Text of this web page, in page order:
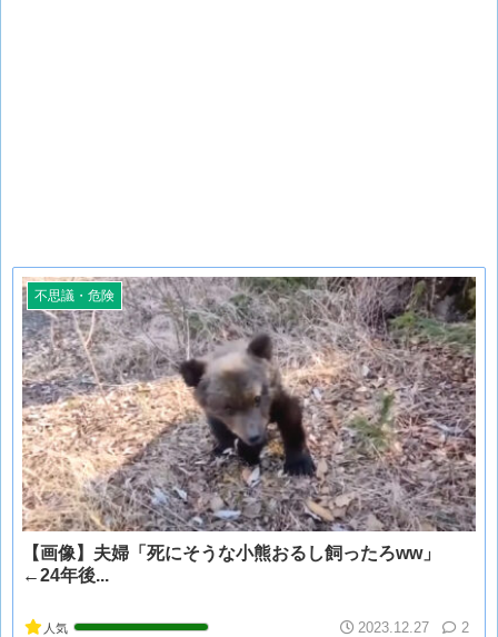
不思議・危険
【画像】夫婦「死にそうな小熊おるし飼ったろww」
←24年後...
人気 2023.12.27 2